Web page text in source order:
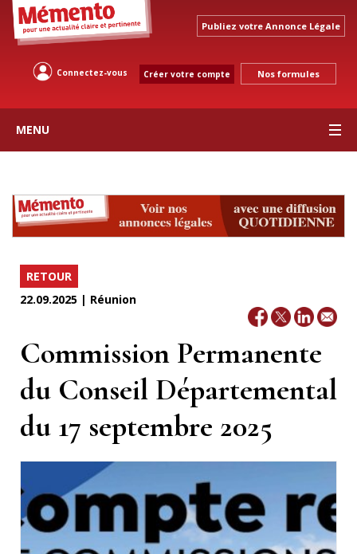
Publiez votre Annonce Légale
Connectez-vous Créer votre compte Nos formules
MENU
RETOUR
22.09.2025 | Réunion
Commission Permanente
du Conseil Départemental
du 17 septembre 2025